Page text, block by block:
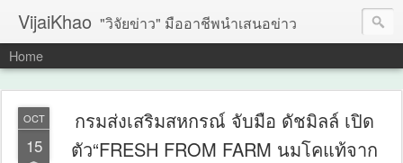
VijaiKhao "วิจัยข่าว" มืออาชีพนำเสนอข่าว
Home
OCT
15
กรมส่งเสริมสหกรณ์ จับมือ ดัชมิลล์ เปิด
ตัว“FRESH FROM FARM นมโคแท้จาก